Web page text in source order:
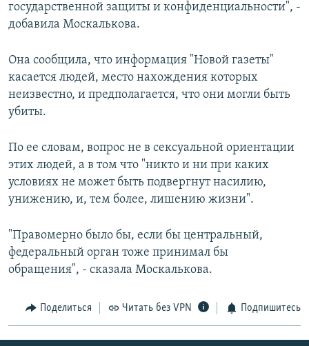
государственной защиты и конфиденциальности", -
добавила Москалькова.
Она сообщила, что информация "Новой газеты"
касается людей, место нахождения которых
неизвестно, и предполагается, что они могли быть
убиты.
По ее словам, вопрос не в сексуальной ориентации
этих людей, а в том что "никто и ни при каких
условиях не может быть подвергнут насилию,
унижению, и, тем более, лишению жизни".
"Правомерно было бы, если бы центральный,
федеральный орган тоже принимал бы
обращения", - сказала Москалькова.
Поделиться Читать без VPN Подпишитесь